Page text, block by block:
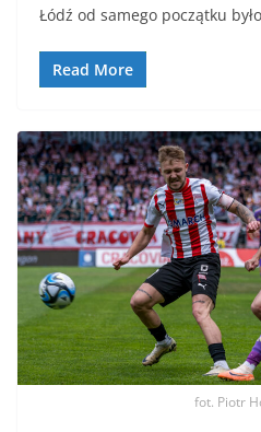
Łódź od samego początku
Read More
fot. Piotr